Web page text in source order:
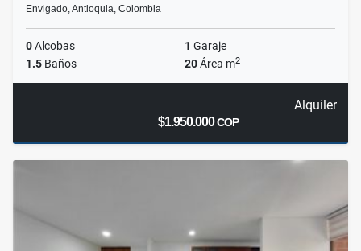
Envigado, Antioquia, Colombia
0Alcobas 1 Garaje
1.5 Baños 20Área m2
Alquiler
$1.950.000COP